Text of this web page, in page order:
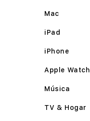
Mac
iPad
iPhone
Apple Watch
Música
TV & Hogar